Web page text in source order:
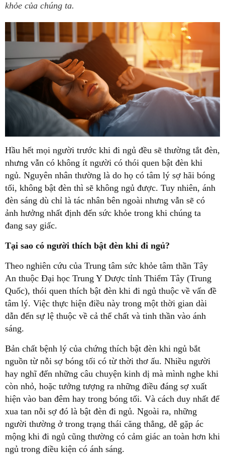
khỏe của chúng ta.
Hầu hết mọi người trước khi đi ngủ đều sẽ thường tắt đèn,
nhưng vẫn có không ít người có thói quen bật đèn khi
ngủ. Nguyên nhân thường là do họ có tâm lý sợ hãi bóng
tối, không bật đèn thì sẽ không ngủ được. Tuy nhiên, ánh
đèn sáng dù chỉ là tác nhân bên ngoài nhưng vẫn sẽ có
ảnh hưởng nhất định đến sức khỏe trong khi chúng ta
đang say giấc.
Tại sao có người thích bật đèn khi đi ngủ?
Theo nghiên cứu của Trung tâm sức khỏe tâm thần Tây
An thuộc Đại học Trung Y Dược tỉnh Thiểm Tây (Trung
Quốc), thói quen thích bật đèn khi đi ngủ thuộc về vấn đề
tâm lý. Việc thực hiện điều này trong một thời gian dài
dẫn đến sự lệ thuộc về cả thể chất và tinh thần vào ánh
sáng.
Bản chất bệnh lý của chứng thích bật đèn khi ngủ bắt
nguồn từ nỗi sợ bóng tối có từ thời thơ ấu. Nhiều người
hay nghĩ đến những câu chuyện kinh dị mà mình nghe khi
còn nhỏ, hoặc tưởng tượng ra những điều đáng sợ xuất
hiện vào ban đêm hay trong bóng tối. Và cách duy nhất để
xua tan nỗi sợ đó là bật đèn đi ngủ. Ngoài ra, những
người thường ở trong trạng thái căng thẳng, dễ gặp ác
mộng khi đi ngủ cũng thường có cảm giác an toàn hơn khi
ngủ trong điều kiện có ánh sáng.